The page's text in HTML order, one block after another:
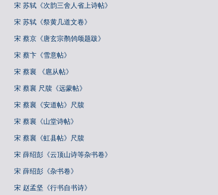
宋 苏轼《次韵三舍人省上诗帖》
宋 苏轼《祭黄几道文卷》
宋 蔡京《唐玄宗鹡鸰颂题跋》
宋 蔡卞《雪意帖》
宋 蔡襄 《扈从帖》
宋 蔡襄 尺牍《远蒙帖》
宋 蔡襄《安道帖》尺牍
宋 蔡襄《山堂诗帖》
宋 蔡襄《虹县帖》尺牍
宋 薛绍彭《云顶山诗等杂书卷》
宋 薛绍彭《杂书卷》
宋 赵孟坚《行书自书诗》